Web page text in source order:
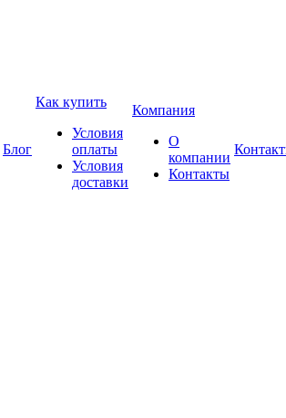
Блог
Как купить
Условия
оплаты
Условия
доставки
Компания
О
компании
Контакты